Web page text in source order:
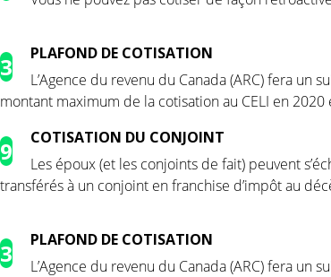
3
PLAFOND DE COTISATION
L’Agence du revenu du Canada (ARC) fera un
montant maximum de la cotisation au CELI en 2020
9
COTISATION DU CONJOINT
Les époux (et les conjoints de fait) peuvent
transférés à un conjoint en franchise d’impôt au
3
PLAFOND DE COTISATION
L’Agence du revenu du Canada (ARC) fera un